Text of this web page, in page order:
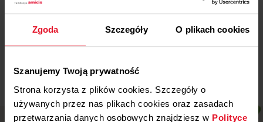
Zgoda Szczegóły O plikach cookies
Szanujemy Twoją prywatność
Strona korzysta z plików cookies. Szczegóły o
używanych przez nas plikach cookies oraz zasadach
przetwarzania danych osobowych znajdziesz w Polityce
Miejski Klub Sportowy „Stal” z
Wronek